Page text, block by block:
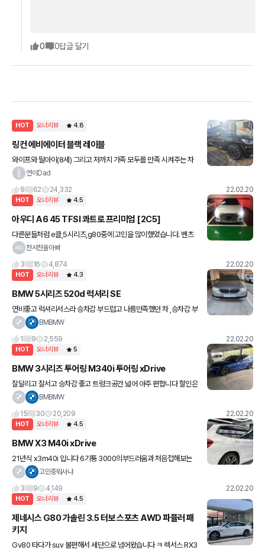
0 0답글 달기
HOT 오너리뷰 4.8
링컨 에비에이터 블랙 레이블
와이프와 딸아이(8세) 그리고 저까지 가족 모두를 만족 시켜주는 차
입니다~ 구입하기 위해 준대형 SUV 중 GV80, X5, GLE450, XC9
연이Dad
9
62 24,332 22.02.20
HOT 오너리뷰 4.5
아우디 A6 45 TFSI 콰트로 프리미엄 [2C5]
다른분들처럼 e클,5시리즈,g80중에 고민을 많이했었습니다. 벤츠
의 감성, 5시리즈의 반응, g80의 편의와 시승을 다 해본 결과 최종적
찬서찬율아빠
3
16 4,874 22.02.20
HOT 오너리뷰 4.3
BMW 5시리즈 520d 럭셔리 SE
연비좋고 럭셔리서스라 승차감 부드럽고 나름만족했던 차 ,승차감 부
드럽고 핸들링 적당하고 시내주행에서는 만족했으나 고속에서는 약
후덜덜했
BMBMW
1
9 2,559 22.02.20
HOT 오너리뷰 5
BMW 3시리즈 투어링 M340i 투어링 xDrive
잘달리고 잘서고 승차감 좋고 트렁크공간 넓어 아주 편합니다 할인은
스마트 금리 2.39% + 재구매할인 받았습니다 다음에 또 차량을 구
BMBMW
15
30 20,209 22.02.20
HOT 오너리뷰 4.5
BMW X3 M40i xDrive
21년식 x3m40i 입니다 6기통 3000의부드러움과 처음접해보는
가속감이 신기했습니다 2톤짜리차가 이정도로..? 빠지는것없는 풀옵
고민중뭐사냐
3
9 4,149 22.02.20
HOT 오너리뷰 4.5
제네시스 G80 가솔린 3.5 터보 스포츠 AWD 파퓰러 패
키지
Gv80 타다가 suv 불편해서 세단으로 넘어왔습니다 ㅋ 렉서스 RX3